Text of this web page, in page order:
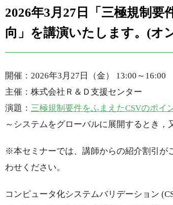
2026年3月27日「三極規制
向」を講演いたします。(オ
開催：2026年3月27日（金） 13:00～
主催：株式会社Ｒ＆Ｄ支援センター
演題： 三極規制要件をふまえたCSVのポイ
～システムをグローバルに展開するとき
※本セミナーでは、講師からの紹介割引が
わせください。
コンピュータ化システムバリデーション